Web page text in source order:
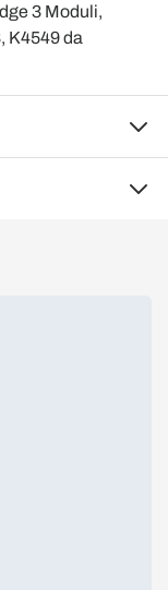
3 Moduli,
K4549 da